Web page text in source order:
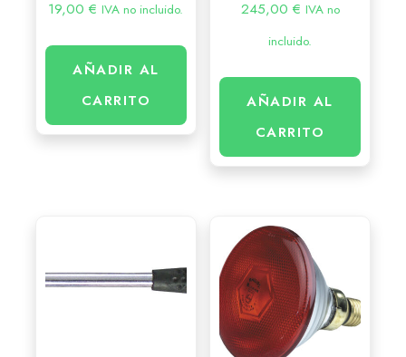
19,00€ IVA no incluido.
AÑADIR AL
CARRITO
245,00 € IVA no
incluido.
AÑADIR AL
CARRITO